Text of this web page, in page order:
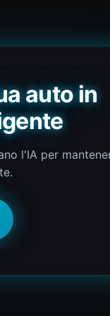
auto in
l'IA per